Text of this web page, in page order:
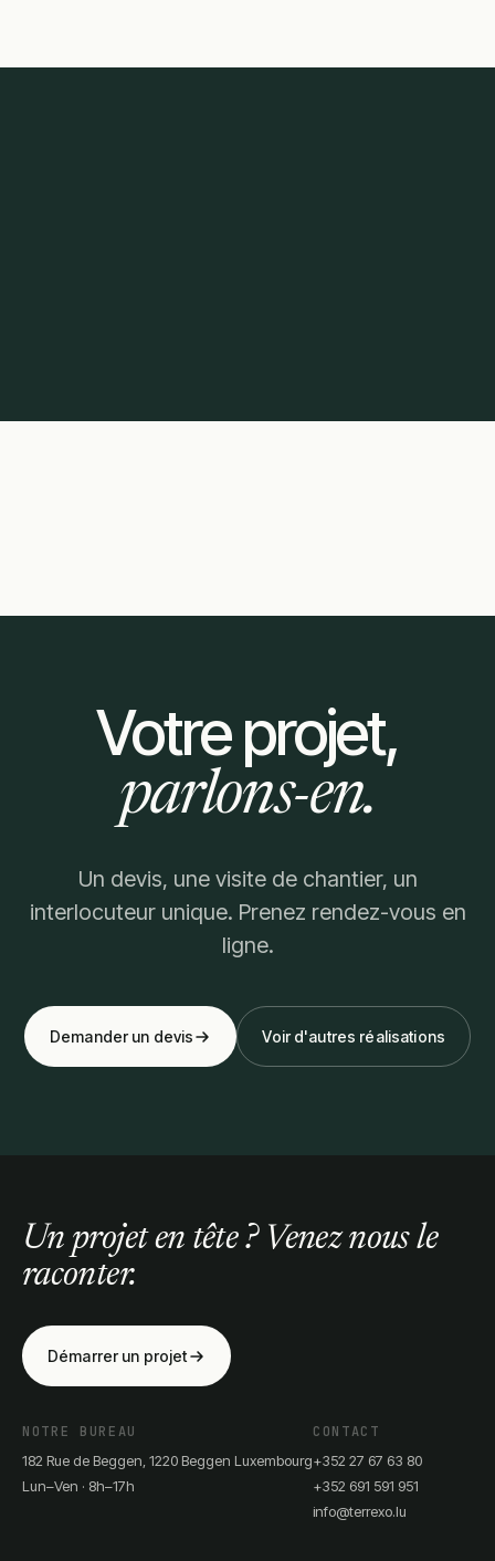
Votre projet,
parlons-en.
Un devis, une visite de chantier, un
interlocuteur unique. Prenez rendez-vous en
ligne.
Demander un devis Voir d'autres réalisations
Un projet en tête ? Venez nous le
raconter.
Démarrer un projet
NOTRE BUREAU
182 Rue de Beggen, 1220 Beggen Luxembourg
Lun–Ven · 8h–17h
CONTACT
+352 27 67 63 80
+352 691 591 951
info@terrexo.lu